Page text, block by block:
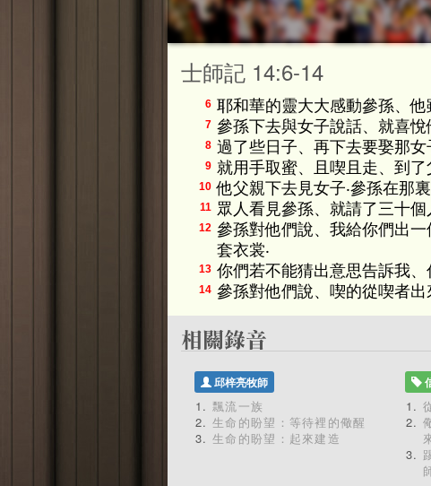
士師記 14:6-14
6 耶和華的靈大大感動參孫、他
7 參孫下去與女子說話、就喜悅
8 過了些日子、再下去要娶那
9 就用手取蜜、且喫且走、到了
10 他父親下去見女子‧參孫在那
11 眾人看見參孫、就請了三十個
12 參孫對他們說、我給你們出
套衣裳‧
13 你們若不能猜出意思告訴我、
14 參孫對他們說、喫的從喫者出
邱梓亮牧師
飄流一族
生命的盼望：等待裡的儆醒
生命的盼望：起來建造